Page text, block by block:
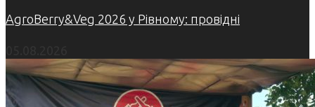
AgroBerry&Veg 2026 у Рівному: провідні